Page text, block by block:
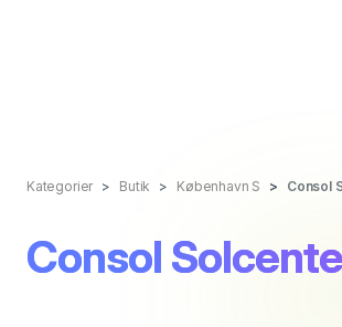
Kategorier Butik København S Consol
Consol